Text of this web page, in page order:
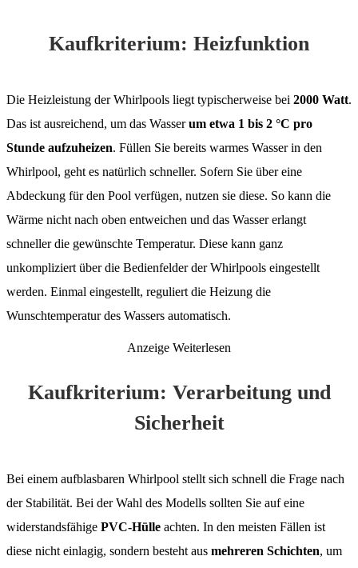
Kaufkriterium: Heizfunktion
Die Heizleistung der Whirlpools liegt typischerweise bei 2000 Watt.
Das ist ausreichend, um das Wasserum etwa 1 bis 2 °C pro
Stunde aufzuheizen. Füllen Sie bereits warmes Wasser in den
Whirlpool, geht es natürlich schneller. Sofern Sie über eine
Abdeckung für den Pool verfügen, nutzen sie diese. So kann die
Wärme nicht nach oben entweichen und das Wasser erlangt
schneller die gewünschte Temperatur. Diese kann ganz
unkompliziert über die Bedienfelder der Whirlpools eingestellt
werden. Einmal eingestellt, reguliert die Heizung die
Wunschtemperatur des Wassers automatisch.
Anzeige Weiterlesen
Kaufkriterium: Verarbeitung und
Sicherheit
Bei einem aufblasbaren Whirlpool stellt sich schnell die Frage nach
der Stabilität. Bei der Wahl des Modells sollten Sie auf eine
widerstandsfähige PVC-Hülle achten. In den meisten Fällen ist
diese nicht einlagig, sondern besteht aus mehreren Schichten, um